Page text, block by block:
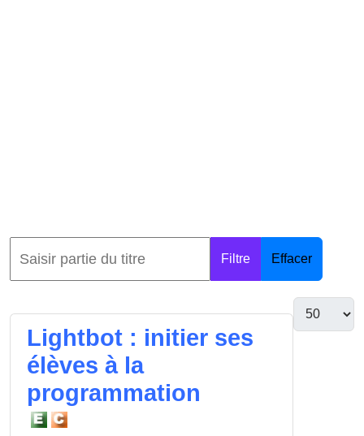
Filtre Effacer
Lightbot : initier ses
élèves à la
programmation